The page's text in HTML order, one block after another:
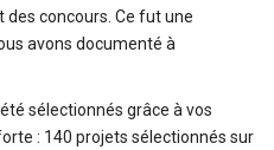
des concours. Ce fut une
avons documenté à
sélectionnés grâce à vos
: 140 projets sélectionnés sur